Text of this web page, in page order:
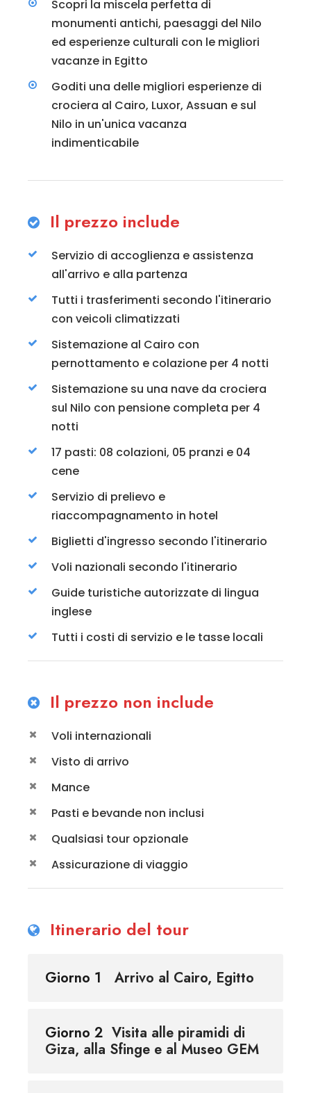
Scopri la miscela perfetta di
monumenti antichi, paesaggi del Nilo
ed esperienze culturali con le migliori
vacanze in Egitto
Goditi una delle migliori esperienze di
crociera al Cairo, Luxor, Assuan e sul
Nilo in un'unica vacanza
indimenticabile
Il prezzo include
Servizio di accoglienza e assistenza
all'arrivo e alla partenza
Tutti i trasferimenti secondo l'itinerario
con veicoli climatizzati
Sistemazione al Cairo con
pernottamento e colazione per 4 notti
Sistemazione su una nave da crociera
sul Nilo con pensione completa per 4
notti
17 pasti: 08 colazioni, 05 pranzi e 04
cene
Servizio di prelievo e
riaccompagnamento in hotel
Biglietti d'ingresso secondo l'itinerario
Voli nazionali secondo l'itinerario
Guide turistiche autorizzate di lingua
inglese
Tutti i costi di servizio e le tasse locali
Il prezzo non include
Voli internazionali
Visto di arrivo
Mance
Pasti e bevande non inclusi
Qualsiasi tour opzionale
Assicurazione di viaggio
Itinerario del tour
Giorno 1 Arrivo al Cairo, Egitto
Giorno 2 Visita alle piramidi di
Giza, alla Sfinge e al Museo GEM